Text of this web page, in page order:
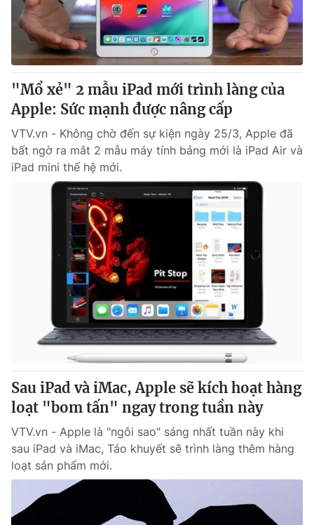
"Mổ xẻ" 2 mẫu iPad mới trình làng của
Apple: Sức mạnh được nâng cấp
VTV.vn - Không chờ đến sự kiện ngày 25/3, Apple đã
bất ngờ ra mắt 2 mẫu máy tính bảng mới là iPad Air và
iPad mini thế hệ mới.
Sau iPad và iMac, Apple sẽ kích hoạt hàng
loạt "bom tấn" ngay trong tuần này
VTV.vn - Apple là "ngôi sao" sáng nhất tuần này khi
sau iPad và iMac, Táo khuyết sẽ trình làng thêm hàng
loạt sản phẩm mới.